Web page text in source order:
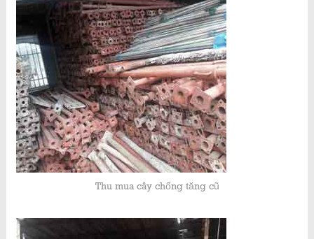
Thu mua cây chống tăng cũ